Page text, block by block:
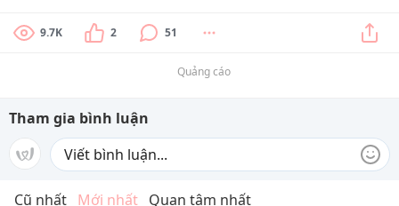
9.7K 2 51
Quảng cáo
Tham gia bình luận
Cũ nhất Mới nhất Quan tâm nhất